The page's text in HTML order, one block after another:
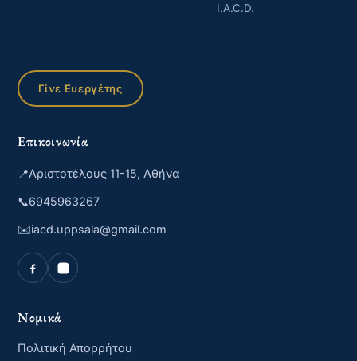
I.A.C.D.
Γίνε Ευεργέτης
Επικοινωνία
📍Αριστοτέλους 11-15, Αθήνα
📞6945963267
✉️iacd.uppsala@gmail.com
Νομικά
Πολιτική Απορρήτου